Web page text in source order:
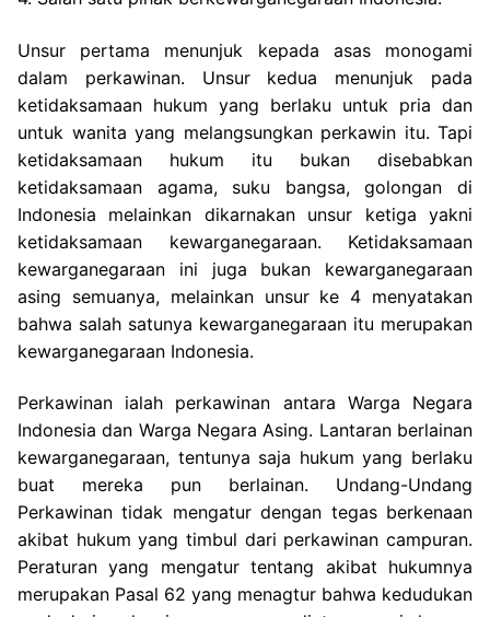
Unsur pertama menunjuk kepada asas monogami
dalam perkawinan. Unsur kedua menunjuk pada
ketidaksamaan hukum yang berlaku untuk pria dan
untuk wanita yang melangsungkan perkawin itu. Tapi
ketidaksamaan hukum itu bukan disebabkan
ketidaksamaan agama, suku bangsa, golongan di
Indonesia melainkan dikarnakan unsur ketiga yakni
ketidaksamaan kewarganegaraan. Ketidaksamaan
kewarganegaraan ini juga bukan kewarganegaraan
asing semuanya, melainkan unsur ke 4 menyatakan
bahwa salah satunya kewarganegaraan itu merupakan
kewarganegaraan Indonesia.
Perkawinan ialah perkawinan antara Warga Negara
Indonesia dan Warga Negara Asing. Lantaran berlainan
kewarganegaraan, tentunya saja hukum yang berlaku
buat mereka pun berlainan. Undang-Undang
Perkawinan tidak mengatur dengan tegas berkenaan
akibat hukum yang timbul dari perkawinan campuran.
Peraturan yang mengatur tentang akibat hukumnya
merupakan Pasal 62 yang menagtur bahwa kedudukan